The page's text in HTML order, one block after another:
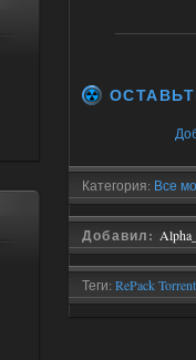
Категория: Все
Добавил:
Теги: RePack Torrent